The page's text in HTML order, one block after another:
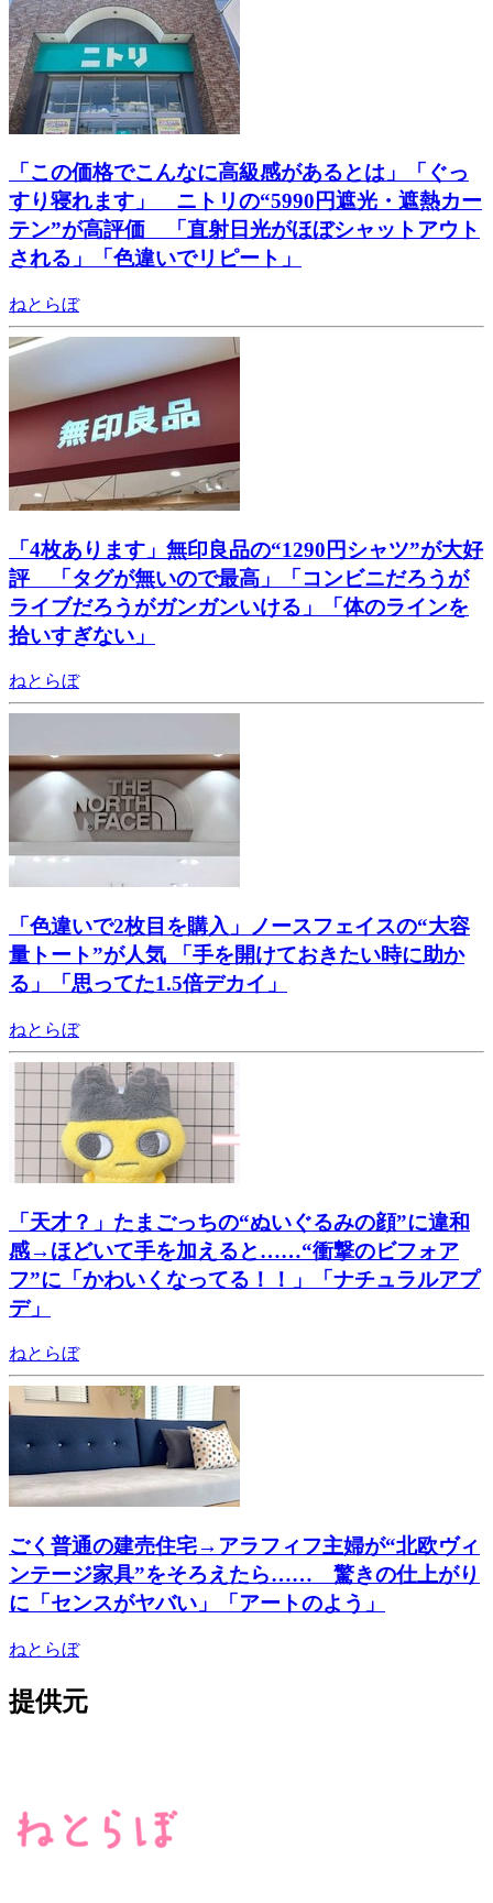
「この価格でこんなに高級感があるとは」「ぐっ
すり寝れます」 ニトリの“5990円遮光・遮熱カー
テン”が高評価 「直射日光がほぼシャットアウト
される」「色違いでリピート」
ねとらぼ
「4枚あります」無印良品の“1290円シャツ”が大好
評 「タグが無いので最高」「コンビニだろうが
ライブだろうがガンガンいける」「体のラインを
拾いすぎない」
ねとらぼ
「色違いで2枚目を購入」ノースフェイスの“大容
量トート”が人気 「手を開けておきたい時に助か
る」「思ってた1.5倍デカイ」
ねとらぼ
「天才？」たまごっちの“ぬいぐるみの顔”に違和
感→ほどいて手を加えると……“衝撃のビフォア
フ”に「かわいくなってる！！」「ナチュラルアプ
デ」
ねとらぼ
ごく普通の建売住宅→アラフィフ主婦が“北欧ヴィ
ンテージ家具”をそろえたら…… 驚きの仕上がり
に「センスがヤバい」「アートのよう」
ねとらぼ
提供元